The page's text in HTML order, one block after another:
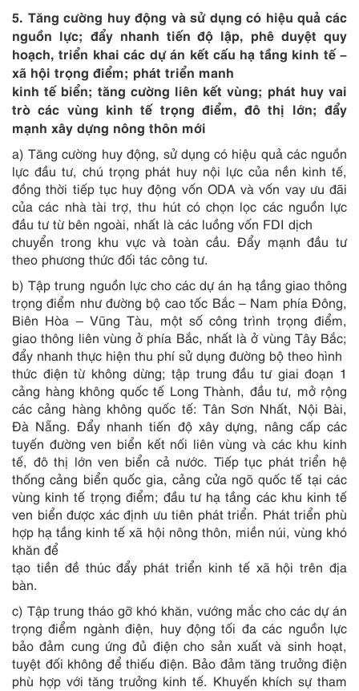
5. Tăng cường huy động và sử dụng có hiệu quả các
nguồn lực; đẩy nhanh tiến độ lập, phê duyệt quy
hoạch, triển khai các dự án kết cấu hạ tầng kinh tế –
xã hội trọng điểm; phát triển manh
kinh tế biển; tăng cường liên kết vùng; phát huy vai
trò các vùng kinh tế trọng điểm, đô thị lớn; đẩy
mạnh xây dựng nông thôn mới
a) Tăng cường huy động, sử dụng có hiệu quả các nguồn
lực đầu tư, chú trọng phát huy nội lực của nền kinh tế,
đồng thời tiếp tục huy động vốn ODA và vốn vay ưu đãi
của các nhà tài trợ, thu hút có chọn lọc các nguồn lực
đầu tư từ bên ngoài, nhất là các luồng vốn FDI dịch
chuyển trong khu vực và toàn cầu. Đẩy mạnh đầu tư
theo phương thức đối tác công tư.
b) Tập trung nguồn lực cho các dự án hạ tầng giao thông
trọng điểm như đường bộ cao tốc Bắc – Nam phía Đông,
Biên Hòa – Vũng Tàu, một số công trình trọng điểm,
giao thông liên vùng ở phía Bắc, nhất là ở vùng Tây Bắc;
đẩy nhanh thực hiện thu phí sử dụng đường bộ theo hình
thức điện từ không dừng; tập trung đầu tư giai đoạn 1
cảng hàng không quốc tế Long Thành, đầu tư, mở rộng
các cảng hàng không quốc tế: Tân Sơn Nhất, Nội Bài,
Đà Nẵng. Đẩy nhanh tiến độ xây dựng, nâng cấp các
tuyến đường ven biển kết nối liên vùng và các khu kinh
tế, đô thị lớn ven biển cả nước. Tiếp tục phát triển hệ
thống cảng biển quốc gia, cảng cửa ngõ quốc tế tại các
vùng kinh tế trọng điểm; đầu tư hạ tầng các khu kinh tế
ven biển được xác định ưu tiên phát triển. Phát triển phù
hợp hạ tầng kinh tế xã hội nông thôn, miền núi, vùng khó
khăn để
tạo tiền đề thúc đẩy phát triển kinh tế xã hội trên địa
bàn.
c) Tập trung tháo gỡ khó khăn, vướng mắc cho các dự án
trọng điểm ngành điện, huy động tối đa các nguồn lực
bảo đảm cung ứng đủ điện cho sản xuất và sinh hoạt,
tuyệt đối không để thiếu điện. Bảo đảm tăng trưởng điện
phù hợp với tăng trưởng kinh tế. Khuyến khích sự tham